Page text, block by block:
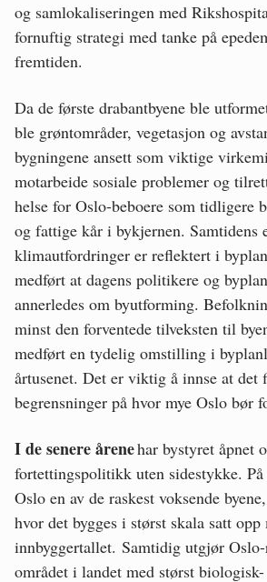
og samlokaliseringen med
fornuftig strategi med tanke på
fremtiden.
Da de første drabantbyene ble
ble grøntområder, vegetasjon og
bygningene ansett som viktige
motarbeide sosiale problemer og
helse for Oslo-beboere som tidligere
og fattige kår i bykjernen. Samtidens
klimautfordringer er reflektert i
medført at dagens politikere og
annerledes om byutforming.
minst den forventede tilveksten til
medført en tydelig omstilling i
årtusenet. Det er viktig å innse at det
begrensninger på hvor mye Oslo bør
I de senere årenehar bystyret åpnet
fortettingspolitikk uten sidestykke.
Oslo en av de raskest voksende
hvor det bygges i størst skala satt opp
innbyggertallet. Samtidig utgjør
området i landet med størst